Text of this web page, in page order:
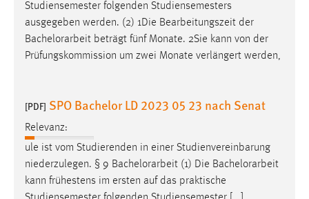
Studiensemester folgenden Studiensemesters
ausgegeben werden. (2) 1Die Bearbeitungszeit der
Bachelorarbeit beträgt fünf Monate. 2Sie kann von der
Prüfungskommission um zwei Monate verlängert werden,
[PDF] SPO Bachelor LD 2023 05 23 nach Senat
Relevanz:
ule ist vom Studierenden in einer Studienvereinbarung
niederzulegen. § 9 Bachelorarbeit (1) Die Bachelorarbeit
kann frühestens im ersten auf das praktische
Name:
_fbp
Anbieter:
Conversion-Tracking
Cookie Laufzeit:
3 Monate